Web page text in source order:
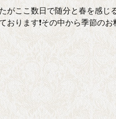
がここ数日で随分と春を感じ
ります❗その中から季節のお